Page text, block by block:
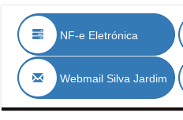
NF-e Eletrónica
Webmail Silva Jardim